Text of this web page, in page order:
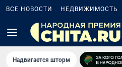
ВСЕ НОВОСТИ НЕДВИЖИМОСТЬ
Надвигается шторм